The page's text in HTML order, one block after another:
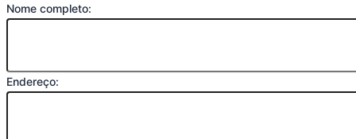
Nome completo:
Endereço: